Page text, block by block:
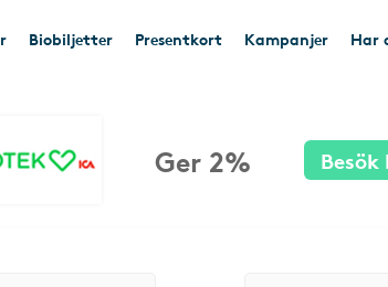
Biobiljetter Presentkort Kampanjer Har
Ger 2%